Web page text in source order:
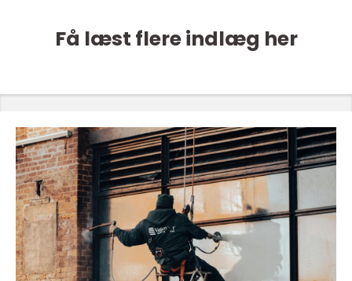
Få læst flere indlæg her